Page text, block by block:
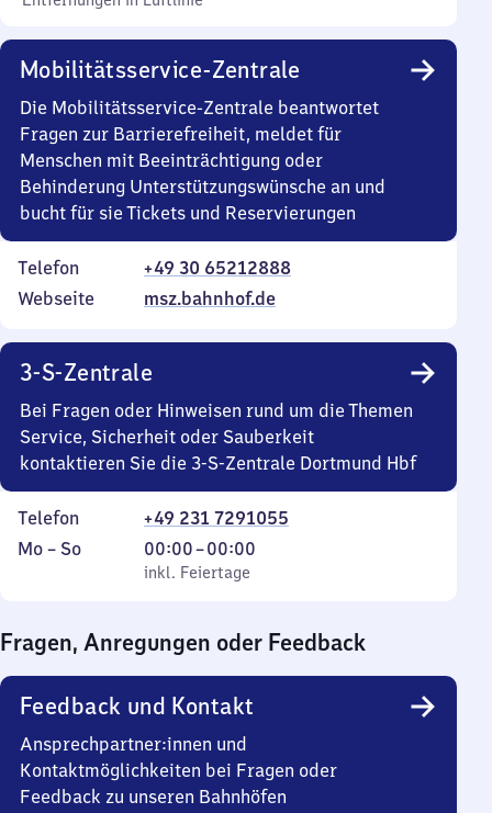
Mobilitätsservice-Zentrale
Die Mobilitätsservice-Zentrale beantwortet
Fragen zur Barrierefreiheit, meldet für
Menschen mit Beeinträchtigung oder
Behinderung Unterstützungswünsche an und
bucht für sie Tickets und Reservierungen
Telefon
+49 30 65212888
Webseite
msz.bahnhof.de
3-S-Zentrale
Bei Fragen oder Hinweisen rund um die Themen
Service, Sicherheit oder Sauberkeit
kontaktieren Sie die 3-S-Zentrale Dortmund Hbf
Telefon
+49 231 7291055
Montag
Mo – So,
inkl. Feiertage
00:00–00:00
Von
0
0
Uhr
inkl. Feiertage
Fragen, Anregungen oder Feedback
Feedback und Kontakt
Ansprechpartner:innen und
Kontaktmöglichkeiten bei Fragen oder
Feedback zu unseren Bahnhöfen